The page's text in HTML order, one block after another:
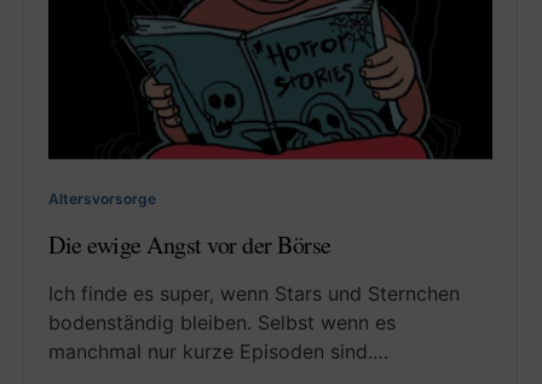
Altersvorsorge
Die ewige Angst vor der Börse
Ich finde es super, wenn Stars und Sternchen
bodenständig bleiben. Selbst wenn es
manchmal nur kurze Episoden sind.…